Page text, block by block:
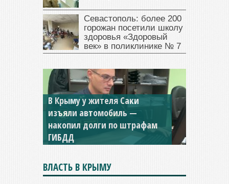
Севастополь: более 200
горожан посетили школу
здоровья «Здоровый
век» в поликлинике № 7
В Крыму у жителя Саки
изъяли автомобиль —
накопил долги по штрафам
ГИБДД
Севастопольская компания
заплатила 877 тысяч рублей
долга — арестовали счета
ВЛАСТЬ В КРЫМУ